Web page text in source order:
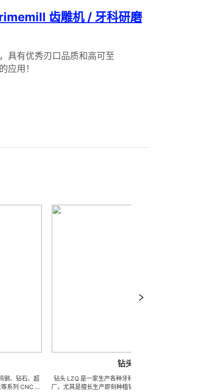
超
精
钻头 LZQ 是一家生产各种牙科种植钻头的 OEM 代工工
厂，尤其是擅长生产即刻种植钻，骨致密化钻系列，种植